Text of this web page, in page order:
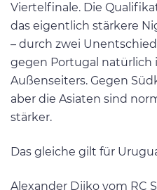
Viertelfinale. Die
das eigentlich stärkere
– durch zwei
gegen Portugal natürlich
Außenseiters. Gegen
aber die Asiaten sind
stärker.
Das gleiche gilt für
Alexander Djiko vom RC